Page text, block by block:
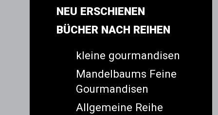
NEU ERSCHIENEN
BÜCHER NACH REIHEN
kleine gourmandisen
Mandelbaums Feine
Gourmandisen
Allgemeine Reihe